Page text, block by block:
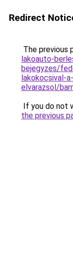
Redirect
The previous
lakoauto-
bejegyzes/
lakokocsival-
elvarazsol/
If you do not
the previous